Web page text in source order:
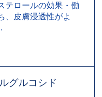
テロールの効果・働
、皮膚浸透性がよ
グルコシド